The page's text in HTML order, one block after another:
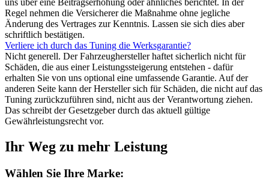
uns über eine Beitragserhöhung oder ähnliches berichtet. In der
Regel nehmen die Versicherer die Maßnahme ohne jegliche
Änderung des Vertrages zur Kenntnis. Lassen sie sich dies aber
schriftlich bestätigen.
Verliere ich durch das Tuning die Werksgarantie?
Nicht generell. Der Fahrzeughersteller haftet sicherlich nicht für
Schäden, die aus einer Leistungssteigerung entstehen - dafür
erhalten Sie von uns optional eine umfassende Garantie. Auf der
anderen Seite kann der Hersteller sich für Schäden, die nicht auf das
Tuning zurückzuführen sind, nicht aus der Verantwortung ziehen.
Das schreibt der Gesetzgeber durch das aktuell gültige
Gewährleistungsrecht vor.
Ihr Weg zu mehr Leistung
Wählen Sie Ihre Marke: